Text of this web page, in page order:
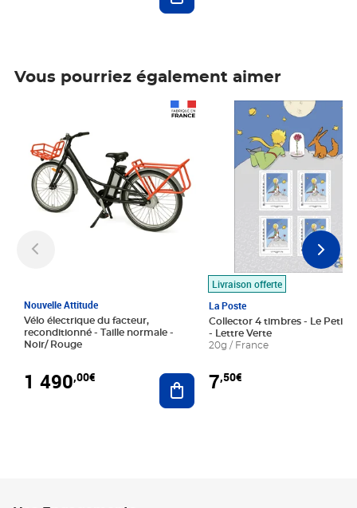
Vous pourriez également aimer
Nouvelle Attitude
Vélo électrique du facteur,
reconditionné - Taille normale -
Noir/ Rouge
1 490,00€ Ajouter au panier
Livraison offerte
La Poste
Collector 4 timbres - Le Petit
- Lettre Verte
20g / France
7,50€
Prix 7,50€